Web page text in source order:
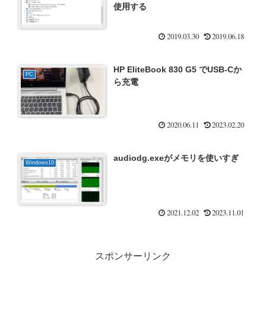
使用する
2019.03.30 2019.06.18
PC
HP EliteBook 830 G5 でUSB-Cか
ら充電
2020.06.11 2023.02.20
Windows10 audiodg.exeがメモリを使いすぎ
2021.12.02 2023.11.01
スポンサーリンク